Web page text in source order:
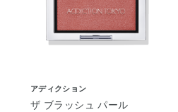
アディクション
ザ ブラッシュ パール